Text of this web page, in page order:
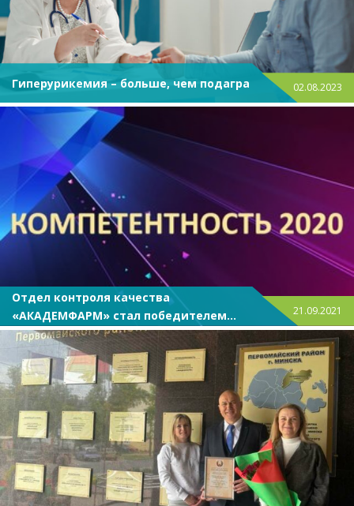
Гиперурикемия – больше, чем подагра 02.08.2023
Отдел контроля качества
«АКАДЕМФАРМ» стал победителем
конкурса «Компетентность – 2020»!
21.09.2021